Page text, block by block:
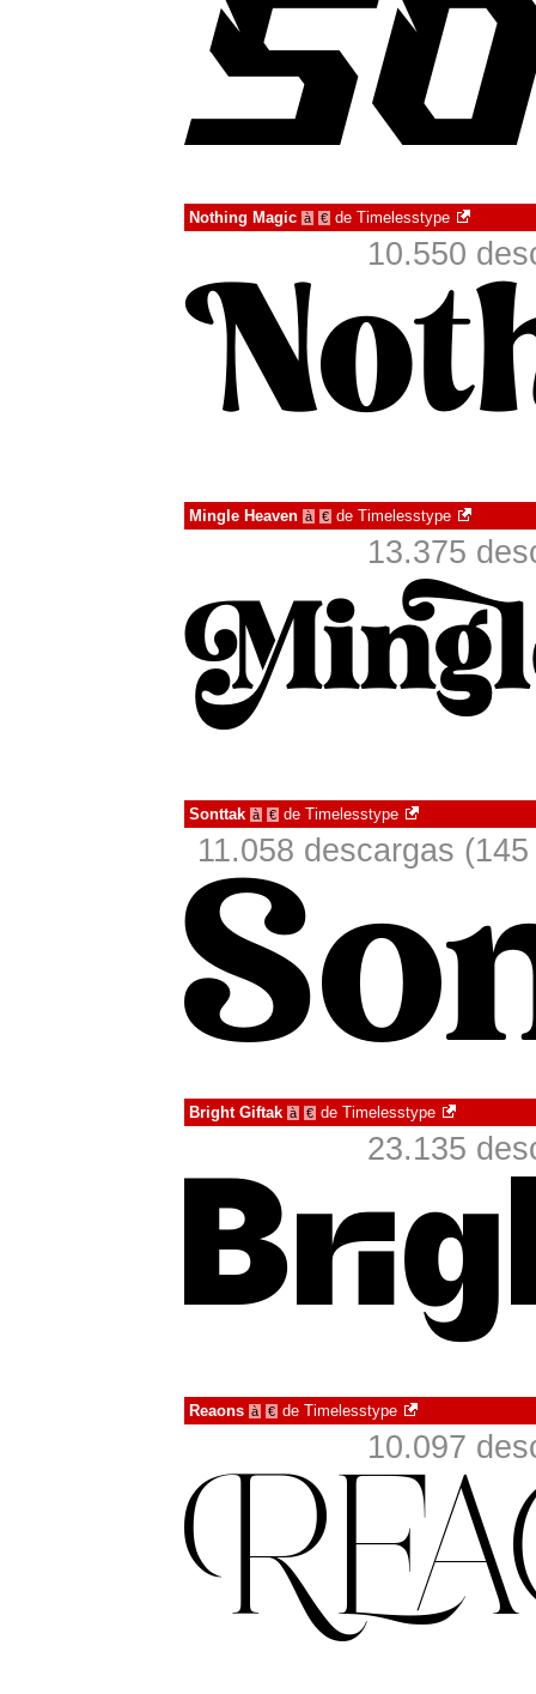
Nothing Magic à € de Timelesstype
10.550
Mingle Heaven à € de Timelesstype
13.375
Sonttak à € de Timelesstype
11.058 descargas
Bright Giftak à € de Timelesstype
23.135
Reaons à € de Timelesstype
10.097